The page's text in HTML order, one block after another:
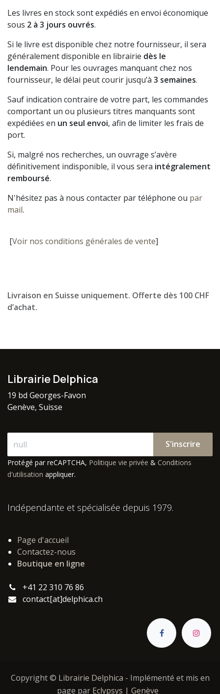
Les livres en stock sont expédiés en envoi économique
sous 2 à 3 jours ouvrés.
Si le livre est disponible chez notre fournisseur, il sera
généralement disponible en librairie dès le
lendemain. Pour les ouvrages manquant chez nos
fournisseur, le délai peut courir jusqu’à 3 semaines.
Sauf indication contraire de votre part, les commandes
comportant un ou plusieurs titres manquants sont
expédiées en un seul envoi, afin de limiter les frais de
port.
Si, malgré nos recherches, un ouvrage s’avère
définitivement indisponible, il vous sera intégralement
remboursé.
N'hésitez pas à nous contacter par téléphone ou par
mail.
[Voir nos conditions générales de vente]
Livraison en Suisse uniquement. Offerte dès 100 CHF
d’achat.
Librairie Delphica
19 bd Georges-Favon
Genève, Suisse
S'inscrire
Protégé par reCAPTCHA, Politique vie privée & Conditions
d'utilisation appliquer.
Indépendante et spécialisée depuis 1979.
Page d'accueil
Contactez-nous
Boutique en ligne
+41 22 310 76 86
contact[at]delphica.ch
Copyright © Librairie Delphica - Implémenté et mis en
page par Eclypsys | Genève